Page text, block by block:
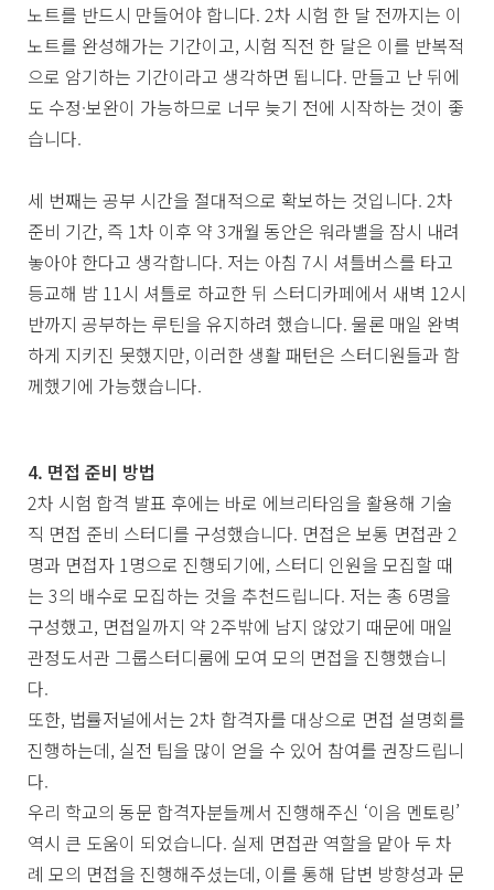
노트를 반드시 만들어야 합니다. 2차 시험 한 달 전까지는 이
노트를 완성해가는 기간이고, 시험 직전 한 달은 이를 반복적
으로 암기하는 기간이라고 생각하면 됩니다. 만들고 난 뒤에
도 수정·보완이 가능하므로 너무 늦기 전에 시작하는 것이 좋
습니다.
세 번째는 공부 시간을 절대적으로 확보하는 것입니다. 2차
준비 기간, 즉 1차 이후 약 3개월 동안은 워라밸을 잠시 내려
놓아야 한다고 생각합니다. 저는 아침 7시 셔틀버스를 타고
등교해 밤 11시 셔틀로 하교한 뒤 스터디카페에서 새벽 12시
반까지 공부하는 루틴을 유지하려 했습니다. 물론 매일 완벽
하게 지키진 못했지만, 이러한 생활 패턴은 스터디원들과 함
께했기에 가능했습니다.
4. 면접 준비 방법
2차 시험 합격 발표 후에는 바로 에브리타임을 활용해 기술
직 면접 준비 스터디를 구성했습니다. 면접은 보통 면접관 2
명과 면접자 1명으로 진행되기에, 스터디 인원을 모집할 때
는 3의 배수로 모집하는 것을 추천드립니다. 저는 총 6명을
구성했고, 면접일까지 약 2주밖에 남지 않았기 때문에 매일
관정도서관 그룹스터디룸에 모여 모의 면접을 진행했습니
다.
또한, 법률저널에서는 2차 합격자를 대상으로 면접 설명회를
진행하는데, 실전 팁을 많이 얻을 수 있어 참여를 권장드립니
다.
우리 학교의 동문 합격자분들께서 진행해주신 ‘이음 멘토링’
역시 큰 도움이 되었습니다. 실제 면접관 역할을 맡아 두 차
례 모의 면접을 진행해주셨는데, 이를 통해 답변 방향성과 문